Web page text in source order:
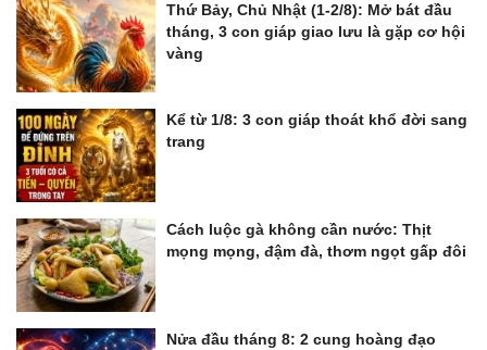
Thứ Bảy, Chủ Nhật (1-2/8): Mở bát đầu
tháng, 3 con giáp giao lưu là gặp cơ hội
vàng
Kể từ 1/8: 3 con giáp thoát khổ đời sang
trang
Cách luộc gà không cần nước: Thịt
mọng mọng, đậm đà, thơm ngọt gấp đôi
Nửa đầu tháng 8: 2 cung hoàng đạo